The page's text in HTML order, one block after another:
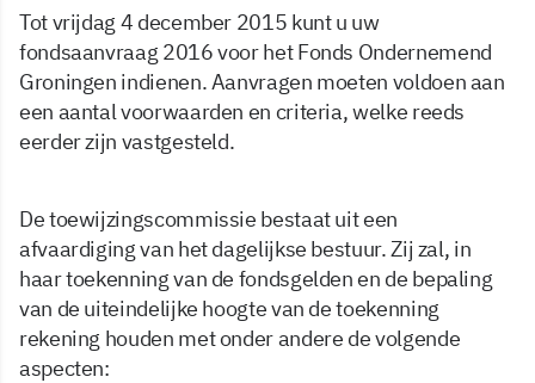
Tot vrijdag 4 december 2015 kunt u uw
fondsaanvraag 2016 voor het Fonds Ondernemend
Groningen indienen. Aanvragen moeten voldoen aan
een aantal voorwaarden en criteria, welke reeds
eerder zijn vastgesteld.
De toewijzingscommissie bestaat uit een
afvaardiging van het dagelijkse bestuur. Zij zal, in
haar toekenning van de fondsgelden en de bepaling
van de uiteindelijke hoogte van de toekenning
rekening houden met onder andere de volgende
aspecten: